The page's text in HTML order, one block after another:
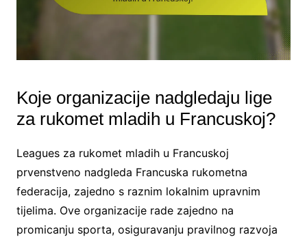
Koje organizacije nadgledaju lige
za rukomet mladih u Francuskoj?
Leagues za rukomet mladih u Francuskoj
prvenstveno nadgleda Francuska rukometna
federacija, zajedno s raznim lokalnim upravnim
tijelima. Ove organizacije rade zajedno na
promicanju sporta, osiguravanju pravilnog razvoja